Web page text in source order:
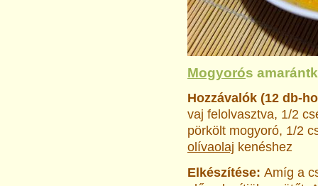
Mogyorós
Hozzávalók (12 db-
vaj felolvasztva, 1/2
pörkölt mogyoró, 1/2
olívaolaj kenéshez
Elkészítése: Amíg a